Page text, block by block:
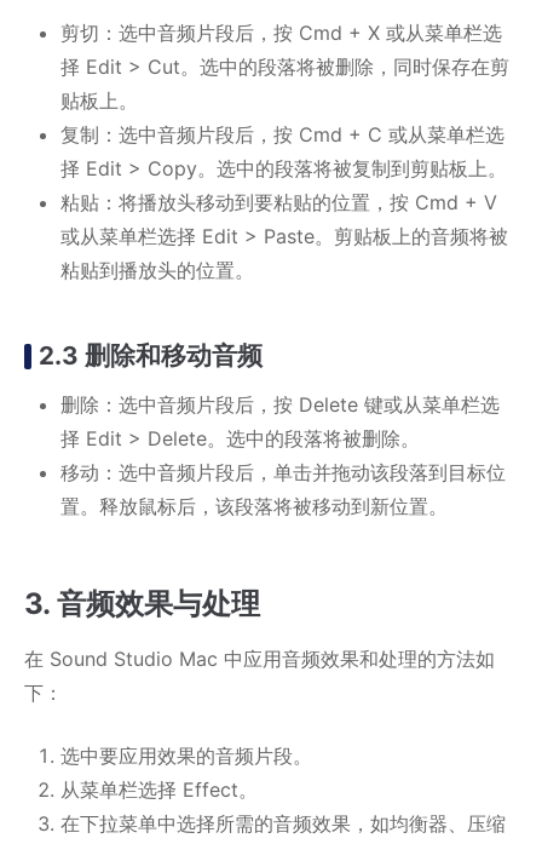
剪切：选中音频片段后，按 Cmd + X 或从菜单栏选
择 Edit > Cut。选中的段落将被删除，同时保存在剪
贴板上。
复制：选中音频片段后，按 Cmd + C 或从菜单栏选
择 Edit > Copy。选中的段落将被复制到剪贴板上。
粘贴：将播放头移动到要粘贴的位置，按 Cmd + V
或从菜单栏选择 Edit > Paste。剪贴板上的音频将被
粘贴到播放头的位置。
2.3 删除和移动音频
删除：选中音频片段后，按 Delete 键或从菜单栏选
择 Edit > Delete。选中的段落将被删除。
移动：选中音频片段后，单击并拖动该段落到目标位
置。释放鼠标后，该段落将被移动到新位置。
3. 音频效果与处理
在 Sound Studio Mac 中应用音频效果和处理的方法如
下：
选中要应用效果的音频片段。
从菜单栏选择 Effect。
在下拉菜单中选择所需的音频效果，如均衡器、压缩